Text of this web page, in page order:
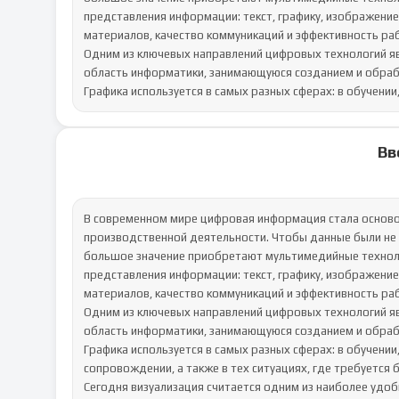
представления информации: текст, графику,
материалов, качество коммуникаций и эффективность
Одним из ключевых направлений цифровых технологий
область информатики, занимающуюся созданием и
Графика используется в самых разных сферах: в
В современном мире цифровая информация стала основой практически всех процессов — от делового общения до производственной деятельности. Чтобы данные были не только доступны, но и легко воспринимались пользователем, большое значение приобретают мультимедийные технологии. Они позволяют объединять различные формы представления информации: текст, графику, изображение, звук и видео. Благодаря этому повышается наглядность материалов, качество коммуникаций и эффективность работы.
Одним из ключевых направлений цифровых технологий является компьютерная графика. Она представляет собой область информатики, занимающуюся созданием и обработкой изображений с помощью компьютерных средств. Графика используется в самых разных сферах: в обучении, бизнесе, проектировании, рекламе, презентационном сопровождении, а также в тех ситуациях, где требуется быстро и понятно представить значимые сведения.
Сегодня визуализация считается одним из наиболее удобных способов передачи информации. На рабочих встречах, инструктажах, презентациях и отчетных мероприятиях сотрудники организаций активно применяют мультимедийные материалы — диаграммы, изображения, схемы, видеоролики и презентации. Такие средства позволяют не просто передать данные, но и подчеркнуть их структуру, важность и взаимосвязь.
На практике предприятия, в том числе ККСООО ЦСА «ТРИ КИТА», широко используют компьютерную графику и другие мультимедийные инструменты в своей деятельности. Это позволяет создавать наглядные отчеты, визуализировать производственные процессы, оформлять документацию, разрабатывать инструкции и представлять информацию в удобной цифровой форме.
1 Характеристика информационных технологий обработки мультимедийной информации
Мультимедийные технологии представляют собой совокупность программных и аппаратных средств, которые позволяют объединять несколько видов цифровой информации — текст, графику, изображения, звук, видео и анимацию — в одном информационном продукте [1]. Такой подход делает процесс восприятия более наглядным и позволяет пользователю получать информацию сразу в нескольких формах, что значительно улучшает её усвоение.
Мультимедийные решения активно применяются в образовательной, коммерческой, технической и административной сферах. Для предприятий, включая ККСООО ЦСА «ТРИ КИТА», мультимедия становится инструментом для создания инструкций, отчетов, обучающих материалов, презентаций, рекламной и справочной информации.
Основные компоненты мультимедиа [2]:
Текстовая информация. Текст служит основой любого информационного проекта. Он используется для заголовков, описаний, пояснений, комментариев и пояснительных блоков, сопровождающих графику и видео.
Графические материалы. К графике относятся фотографии, иллюстрации, схемы, диаграммы и элементы инфографики. Они помогают визуализировать данные, демонстрировать процессы, подчеркивать важные детали и структурировать информацию.
Анимация. Анимационные элементы применяются для привлечения внимания, демонстрации изменений, пошаговых инструкций или плавного перехода от одного информационного блока к другому. Анимация может быть простой (эффекты появления текста) или сложной (интерактивные схемы, движущиеся элементы).
Звуковое сопровождение. Звук используется в виде фоновой музыки, голосовых комментариев, дикторского сопровождения или звуковых сигналов. Он усиливает эмоциональное воздействие материала и облегчает восприятие информации в учебных и инструкционных роликах.
Видеоматериалы. Видео является наиболее насыщенной формой мультимедиа. Оно позволяет демонстрировать процессы в динамике, показывать реальные примеры, проводить удалённое обучение и инструктаж.
Все эти элементы могут использоваться как по отдельности, так и в совокупности, что создаёт полнофункциональные мультимедийные продукты.
Средства демонстрации мультимедиа. Готовые мультимедийные материалы могут отображаться с использованием современных устройств:
мониторов персональных компьютеров;
интерактивных панелей и досок;
мультимедийных проекторов;
мобильных устройств.
Выбор оборудования зависит от формата материалов и целей их применения.
Программные средства обработки мультимедиа. Для создания и редактирования мультимедийных материалов применяются различные программные инструменты:
программы для презентаций (Microsoft PowerPoint, Google Презентации);
редакторы изображений (Adobe Photoshop, Canva);
видеоредакторы (Movavi, Adobe Premiere Rush);
программы для звукозаписи и обработки аудио (Audacity).
Особое место среди инструментов занимает программа Microsoft PowerPoint, широко используемая в учебных и деловых целях.
2 Возможности компьютерной графики для решения прикладных задач
Одним из наиболее универсальных инструментов, применяемых при создании мультимедийных материалов, является Microsoft PowerPoint. Эта программа сочетает в себе средства работы с текстом, графикой,